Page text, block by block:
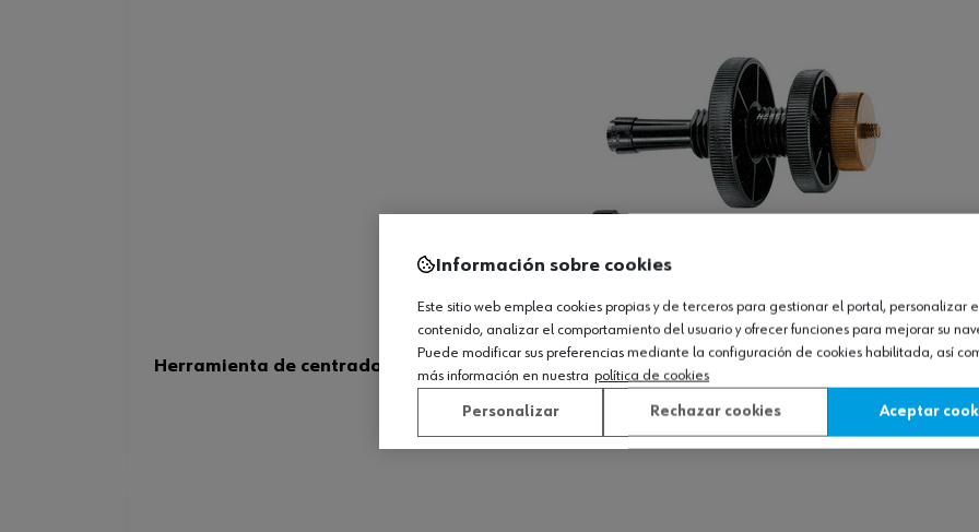
Herramienta de centrado de embrague
Ver producto
Información sobre cookies
Este sitio web emplea cookies propias y de terceros para gestionar el portal, personalizar
contenido, analizar el comportamiento del usuario y ofrecer funciones para mejorar su
Puede modificar sus preferencias mediante la configuración de cookies habilitada, así
más información en nuestra política de cookies
Personalizar Rechazar cookies Aceptar